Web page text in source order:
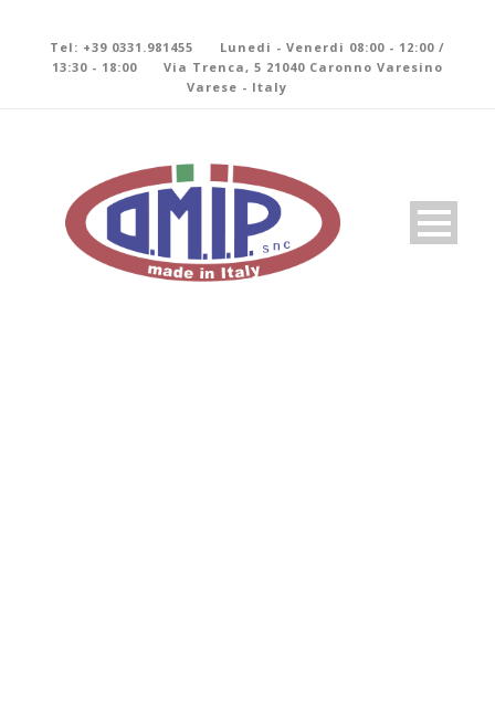
Tel: +39 0331.981455
Lunedi - Venerdi 08:00 - 12:00 /
13:30 - 18:00
Via Trenca, 5 21040 Caronno Varesino
Varese - Italy